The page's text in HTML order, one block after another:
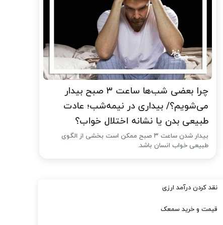
چرا بعضی شب‌ها ساعت ۳ صبح بیدار
می‌شویم؟/ بیداری در نیمه‌شب؛ عادت
طبیعی بدن یا نشانه اختلال خواب؟
بیدار شدن ساعت ۳ صبح ممکن است بخشی از الگوی
طبیعی خواب انسان باشد.
نقد کردن درآمد ارزی
قیمت و خرید سمعک